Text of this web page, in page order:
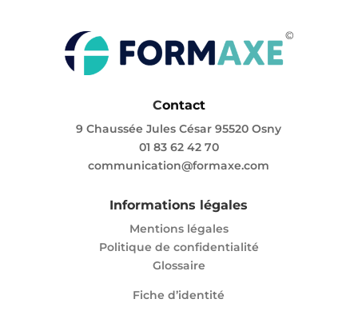
Contact
9 Chaussée Jules César 95520 Osny
01 83 62 42 70
communication@formaxe.com
Informations légales
Mentions légales
Politique de confidentialité
Glossaire
Fiche d’identité